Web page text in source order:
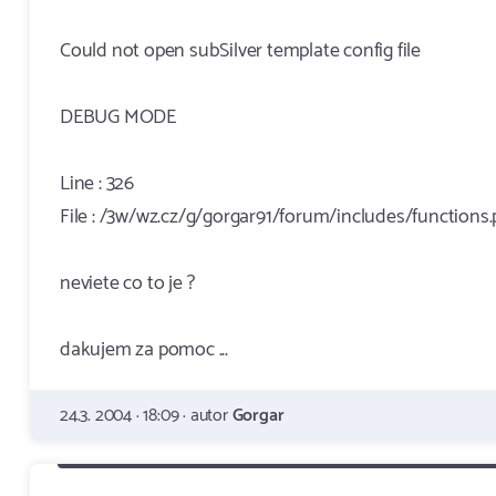
Could not open subSilver template config file
DEBUG MODE
Line : 326
File : /3w/wz.cz/g/gorgar91/forum/includes/
neviete co to je ?
dakujem za pomoc ...
24.3. 2004 · 18:09 · autorGorgar